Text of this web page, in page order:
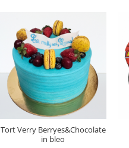
Tort Verry Berryes&Chocolate
in bleo